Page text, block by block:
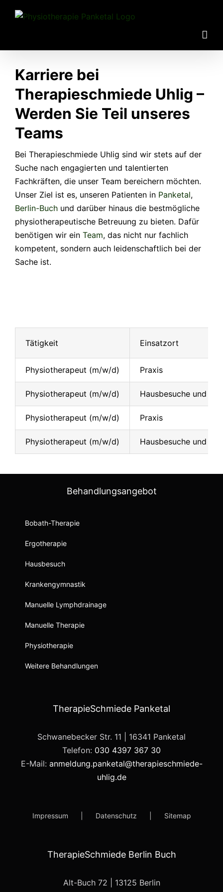
Inhalt
Karriere bei
Therapieschmiede Uhlig –
Werden Sie Teil unseres
Teams
Bei Therapieschmiede Uhlig sind wir stets auf der
Suche nach engagierten und talentierten
Fachkräften, die unser Team bereichern möchten.
Unser Ziel ist es, unseren Patienten in Panketal,
Berlin-Buchund darüber hinaus die bestmögliche
physiotherapeutische Betreuung zu bieten. Dafür
benötigen wir ein Team, das nicht nur fachlich
kompetent, sondern auch leidenschaftlich bei der
Sache ist.
Tätigkeit Einsatzort
Physiotherapeut (m/w/d) Praxis
Physiotherapeut (m/w/d) Hausbesuche und
Physiotherapeut (m/w/d) Praxis
Physiotherapeut (m/w/d) Hausbesuche und
Behandlungsangebot
Bobath-Therapie
Ergotherapie
Hausbesuch
Krankengymnastik
Manuelle Lymphdrainage
Manuelle Therapie
Physiotherapie
Weitere Behandlungen
TherapieSchmiede Panketal
Schwanebecker Str. 11 | 16341 Panketal
Telefon: 030 4397 367 30
E-Mail: anmeldung.panketal@therapieschmiede-
uhlig.de
Impressum Datenschutz Sitemap
TherapieSchmiede Berlin Buch
Alt-Buch 72 | 13125 Berlin